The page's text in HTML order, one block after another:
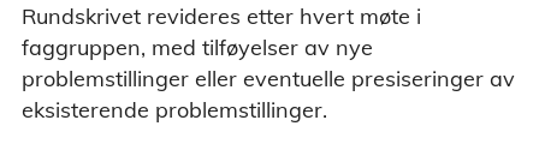
Rundskrivet revideres etter hvert møte i
faggruppen, med tilføyelser av nye
problemstillinger eller eventuelle presiseringer av
eksisterende problemstillinger.